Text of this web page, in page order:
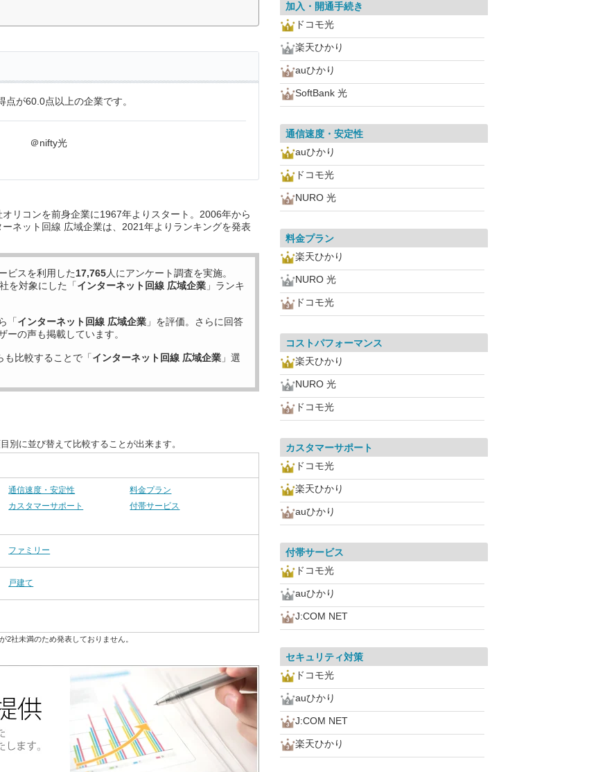
が60.0点以上の企業です。
＠nifty光
リコンを前身企業に1967年よりスタート。2006年から
ネット回線 広域企業は、2021年よりランキングを発表
ビスを利用した17,765人にアンケート調査を実施。
社を対象にした「インターネット回線 広域企業 」ランキ
「インターネット回線 広域企業 」を評価。さらに回答
の声も掲載しています。
も比較することで「インターネット回線 広域企業 」選
別に並び替えて比較することが出来ます。
通信速度・安定性
料金プラン
カスタマーサポート
付帯サービス
ファミリー
戸建て
社未満のため発表しておりません。
加入・開通手続き
ドコモ光
楽天ひかり
auひかり
SoftBank 光
通信速度・安定性
auひかり
ドコモ光
NURO 光
料金プラン
楽天ひかり
NURO 光
ドコモ光
コストパフォーマンス
楽天ひかり
NURO 光
ドコモ光
カスタマーサポート
ドコモ光
楽天ひかり
auひかり
付帯サービス
ドコモ光
auひかり
J:COM NET
セキュリティ対策
ドコモ光
auひかり
J:COM NET
楽天ひかり